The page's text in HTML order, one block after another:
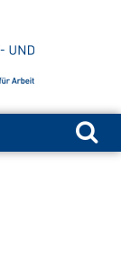
Suchen nach: